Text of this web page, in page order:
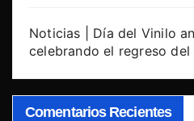
Noticias | Día del Vinilo
celebrando el regreso
Comentarios Recientes